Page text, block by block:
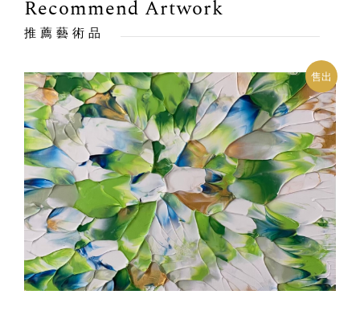
Recommend Artwork
推薦藝術品
售出